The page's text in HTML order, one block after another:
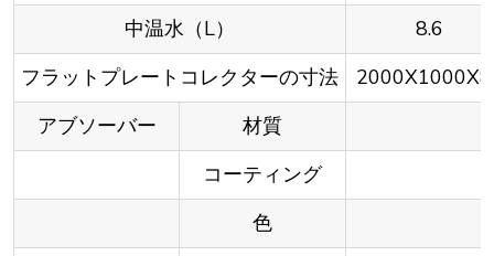
中温水（L）
8.6
フラットプレートコレクターの寸法
アブソーバー
材質
コーティング
色